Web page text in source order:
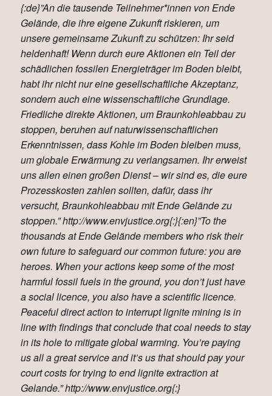
{:de}”An die tausende Teilnehmer*innen von Ende
Gelände, die ihre eigene Zukunft riskieren, um
unsere gemeinsame Zukunft zu schützen: Ihr seid
heldenhaft! Wenn durch eure Aktionen ein Teil der
schädlichen fossilen Energieträger im Boden bleibt,
habt ihr nicht nur eine gesellschaftliche Akzeptanz,
sondern auch eine wissenschaftliche Grundlage.
Friedliche direkte Aktionen, um Braunkohleabbau zu
stoppen, beruhen auf naturwissenschaftlichen
Erkenntnissen, dass Kohle im Boden bleiben muss,
um globale Erwärmung zu verlangsamen. Ihr erweist
uns allen einen großen Dienst – wir sind es, die eure
Prozesskosten zahlen sollten, dafür, dass ihr
versucht, Braunkohleabbau mit Ende Gelände zu
stoppen.” http://www.envjustice.org{:}{:en}”To the
thousands at Ende Gelände members who risk their
own future to safeguard our common future: you are
heroes. When your actions keep some of the most
harmful fossil fuels in the ground, you don’t just have
a social licence, you also have a scientific licence.
Peaceful direct action to interrupt lignite mining is in
line with findings that conclude that coal needs to stay
in its hole to mitigate global warming. You’re paying
us all a great service and it’s us that should pay your
court costs for trying to end lignite extraction at
Gelande.” http://www.envjustice.org{:}